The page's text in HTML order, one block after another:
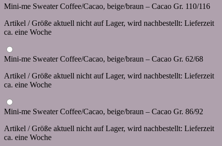
Mini-me Sweater Coffee/Cacao, beige/braun – Cacao Gr. 110/116
Artikel / Größe aktuell nicht auf Lager, wird nachbestellt: Lieferzeit
ca. eine Woche
Mini-me Sweater Coffee/Cacao, beige/braun – Cacao Gr. 62/68
Artikel / Größe aktuell nicht auf Lager, wird nachbestellt: Lieferzeit
ca. eine Woche
Mini-me Sweater Coffee/Cacao, beige/braun – Cacao Gr. 86/92
Artikel / Größe aktuell nicht auf Lager, wird nachbestellt: Lieferzeit
ca. eine Woche